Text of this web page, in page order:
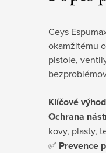
Ceys
okamžitému
pistole,
Klíčové
Ochrana
kovy, plasty,
✅ Prevence